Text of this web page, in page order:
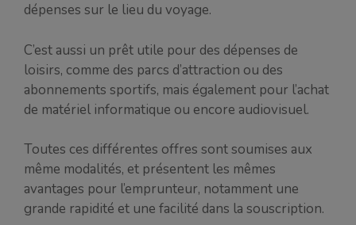
dépenses sur le lieu du voyage.
C’est aussi un prêt utile pour des dépenses de
loisirs, comme des parcs d’attraction ou des
abonnements sportifs, mais également pour l’achat
de matériel informatique ou encore audiovisuel.
Toutes ces différentes offres sont soumises aux
même modalités, et présentent les mêmes
avantages pour l’emprunteur, notamment une
grande rapidité et une facilité dans la souscription.